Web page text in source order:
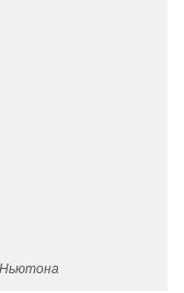
Ньютона